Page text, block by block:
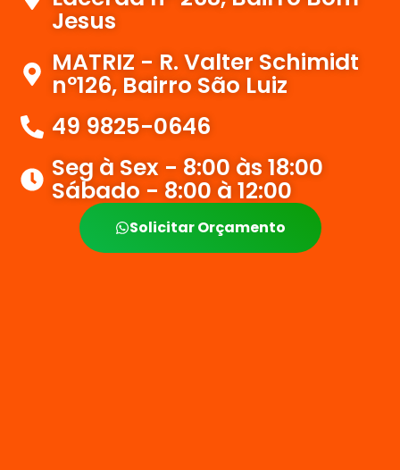
Jesus
MATRIZ - R. Valter Schimidt
nº126, Bairro São Luiz
49 9825-0646
Seg à Sex - 8:00 às 18:00
Sábado - 8:00 à 12:00
Solicitar Orçamento